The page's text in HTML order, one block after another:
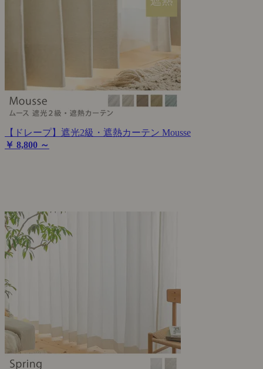
【ドレープ】遮光2級・遮熱カーテン Mousse
￥ 8,800 ～